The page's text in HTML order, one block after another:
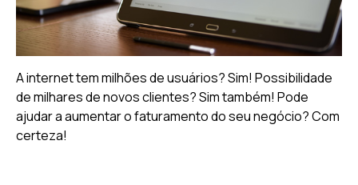
A internet tem milhões de usuários? Sim! Possibilidade
de milhares de novos clientes? Sim também! Pode
ajudar a aumentar o faturamento do seu negócio? Com
certeza!